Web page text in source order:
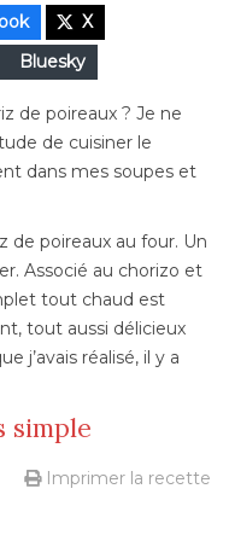
X
Bluesky
de poireaux ? Je ne
de cuisiner le
dans mes soupes et
de poireaux au four. Un
Associé au chorizo et
tout chaud est
tout aussi délicieux
j’avais réalisé, il y a
simple
Imprimer la recette